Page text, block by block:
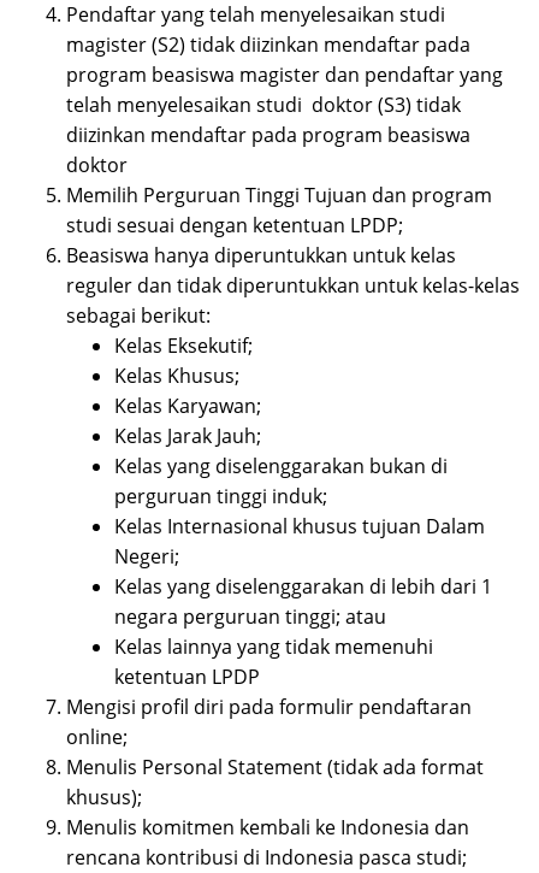
Pendaftar yang telah menyelesaikan studi
magister (S2) tidak diizinkan mendaftar pada
program beasiswa magister dan pendaftar yang
telah menyelesaikan studi doktor (S3) tidak
diizinkan mendaftar pada program beasiswa
doktor
Memilih Perguruan Tinggi Tujuan dan program
studi sesuai dengan ketentuan LPDP;
Beasiswa hanya diperuntukkan untuk kelas
reguler dan tidak diperuntukkan untuk kelas-kelas
sebagai berikut:
Kelas Eksekutif;
Kelas Khusus;
Kelas Karyawan;
Kelas Jarak Jauh;
Kelas yang diselenggarakan bukan di
perguruan tinggi induk;
Kelas Internasional khusus tujuan Dalam
Negeri;
Kelas yang diselenggarakan di lebih dari 1
negara perguruan tinggi; atau
Kelas lainnya yang tidak memenuhi
ketentuan LPDP
Mengisi profil diri pada formulir pendaftaran
online;
Menulis Personal Statement (tidak ada format
khusus);
Menulis komitmen kembali ke Indonesia dan
rencana kontribusi di Indonesia pasca studi;